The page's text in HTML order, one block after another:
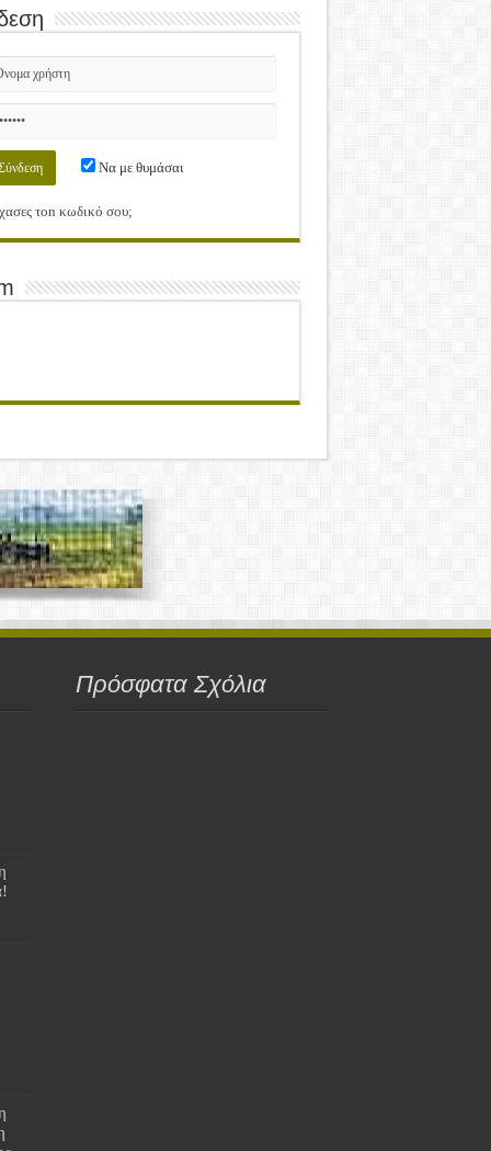
Να με θυμάσαι
τοn κωδικό σου;
Πρόσφατα Σχόλια